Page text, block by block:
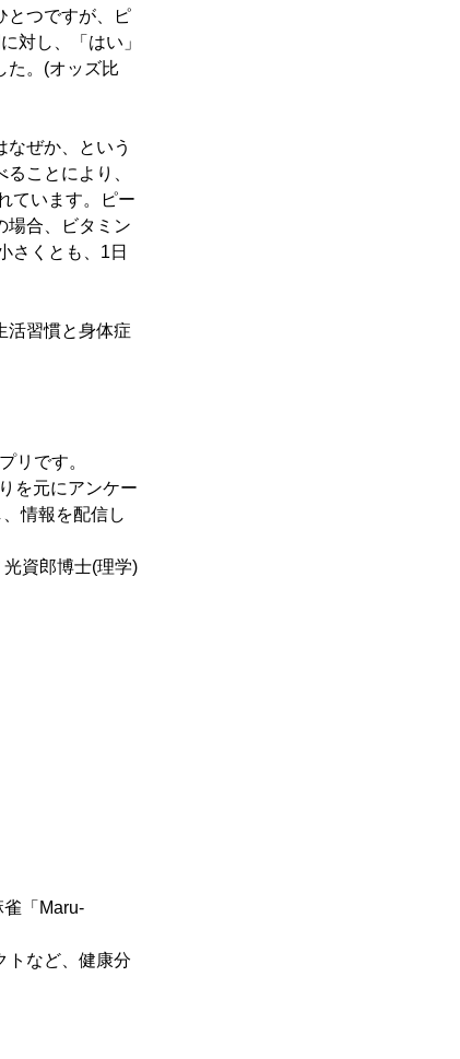
とつですが、ピ
対し、「はい」
た。(オッズ比
ぜか、という
ことにより、
ています。ピー
場合、ビタミン
さくとも、1日
活習慣と身体症
リです。
を元にアンケー
情報を配信し
資郎博士(理学)
「Maru-
トなど、健康分